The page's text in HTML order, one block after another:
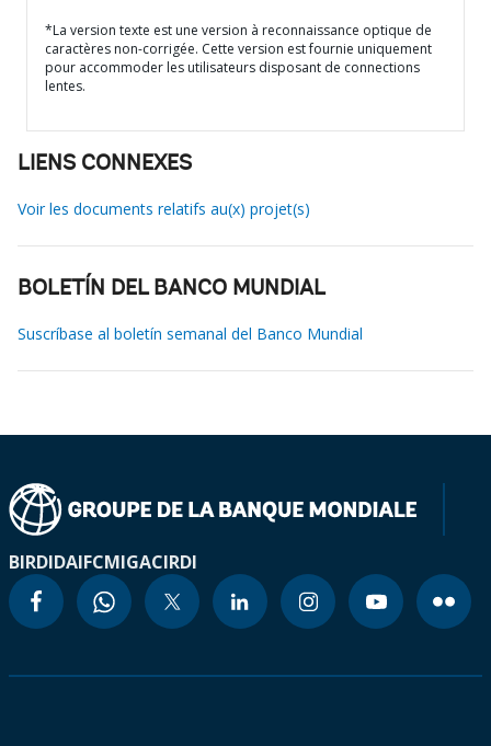
*La version texte est une version à reconnaissance optique de
caractères non-corrigée. Cette version est fournie uniquement
pour accommoder les utilisateurs disposant de connections
lentes.
LIENS CONNEXES
Voir les documents relatifs au(x) projet(s)
BOLETÍN DEL BANCO MUNDIAL
Suscríbase al boletín semanal del Banco Mundial
BIRDIDAIFCMIGACIRDI